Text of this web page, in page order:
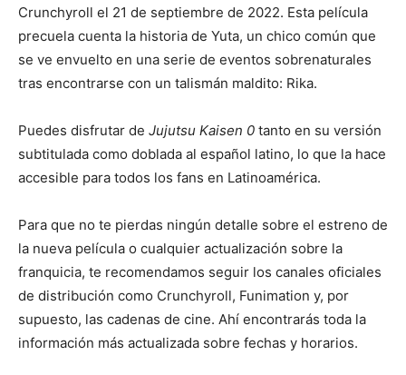
Crunchyroll el 21 de septiembre de 2022. Esta película
precuela cuenta la historia de Yuta, un chico común que
se ve envuelto en una serie de eventos sobrenaturales
tras encontrarse con un talismán maldito: Rika.
Puedes disfrutar de Jujutsu Kaisen 0 tanto en su versión
subtitulada como doblada al español latino, lo que la hace
accesible para todos los fans en Latinoamérica.
Para que no te pierdas ningún detalle sobre el estreno de
la nueva película o cualquier actualización sobre la
franquicia, te recomendamos seguir los canales oficiales
de distribución como Crunchyroll, Funimation y, por
supuesto, las cadenas de cine. Ahí encontrarás toda la
información más actualizada sobre fechas y horarios.